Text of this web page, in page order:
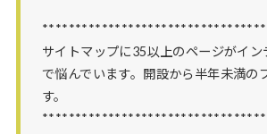
サイトマップに35以上のページがイ
で悩んでいます。開設から半年未満の
す。